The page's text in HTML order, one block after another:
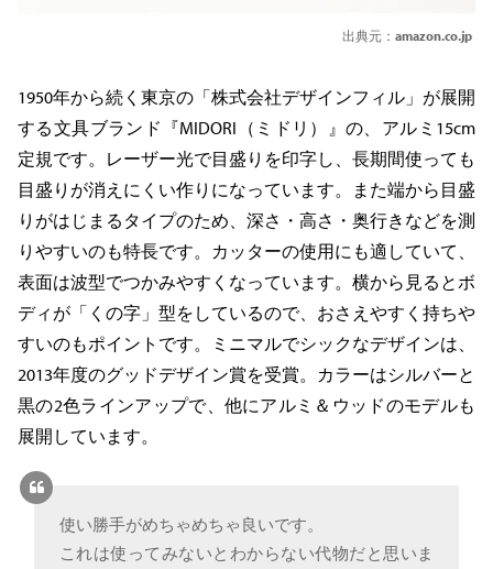
出典元： amazon.co.jp
1950年から続く東京の「株式会社デザインフィル」が展開
する文具ブランド『MIDORI（ミドリ）』の、アルミ15cm
定規です。レーザー光で目盛りを印字し、長期間使っても
目盛りが消えにくい作りになっています。また端から目盛
りがはじまるタイプのため、深さ・高さ・奥行きなどを測
りやすいのも特長です。カッターの使用にも適していて、
表面は波型でつかみやすくなっています。横から見るとボ
ディが「くの字」型をしているので、おさえやすく持ちや
すいのもポイントです。ミニマルでシックなデザインは、
2013年度のグッドデザイン賞を受賞。カラーはシルバーと
黒の2色ラインアップで、他にアルミ＆ウッドのモデルも
展開しています。
使い勝手がめちゃめちゃ良いです。
これは使ってみないとわからない代物だと思いま